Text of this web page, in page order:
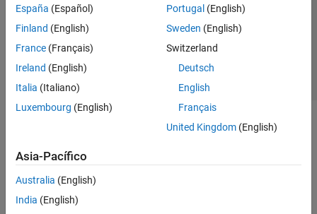
España (Español)
Finland (English)
France (Français)
Ireland (English)
Italia (Italiano)
Luxembourg (English)
Portugal (English)
Sweden (English)
Switzerland
Deutsch
English
Français
United Kingdom(English)
Asia-Pacífico
Australia (English)
India (English)
© 1994-2026 The MathWorks, Inc.